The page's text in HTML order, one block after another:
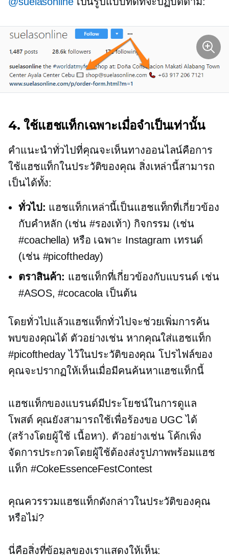
4. ใช้แฮชแท็กเฉพาะเมื่อจำเป็นเท่านั้น
คำแนะนำทั่วไปที่คุณจะเห็นทางออนไลน์คือการ
ใช้แฮชแท็กในประวัติของคุณ สิ่งเหล่านี้สามารถ
เป็นได้ทั้ง:
ทั่วไป: แฮชแท็กเหล่านี้เป็นแฮชแท็กที่เกี่ยวข้อง
กับคำหลัก (เช่น #รองเท้า) กิจกรรม (เช่น
#coachella) หรือ เฉพาะ Instagram เทรนด์
(เช่น #picoftheday)
ตราสินค้า: แฮชแท็กที่เกี่ยวข้องกับแบรนด์ เช่น
#ASOS, #cocacola เป็นต้น
โดยทั่วไปแล้วแฮชแท็กทั่วไปจะช่วยเพิ่มการค้น
พบของคุณได้ ตัวอย่างเช่น หากคุณใส่แฮชแท็ก
#picoftheday ไว้ในประวัติของคุณ โปรไฟล์ของ
คุณจะปรากฏให้เห็นเมื่อมีคนค้นหาแฮชแท็กนี้
แฮชแท็กของแบรนด์มีประโยชน์ในการดูแล
โพสต์ คุณยังสามารถใช้เพื่อร้องขอ UGC ได้
(สร้างโดยผู้ใช้ เนื้อหา). ตัวอย่างเช่น โค้กเพิ่ง
จัดการประกวดโดยผู้ใช้ต้องส่งรูปภาพพร้อมแฮช
แท็ก #CokeEssenceFestContest
คุณควรรวมแฮชแท็กดังกล่าวในประวัติของคุณ
หรือไม่?
นี่คือสิ่งที่ข้อมูลของเราแสดงให้เห็น: